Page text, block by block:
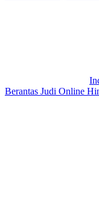
Berantas Judi Online